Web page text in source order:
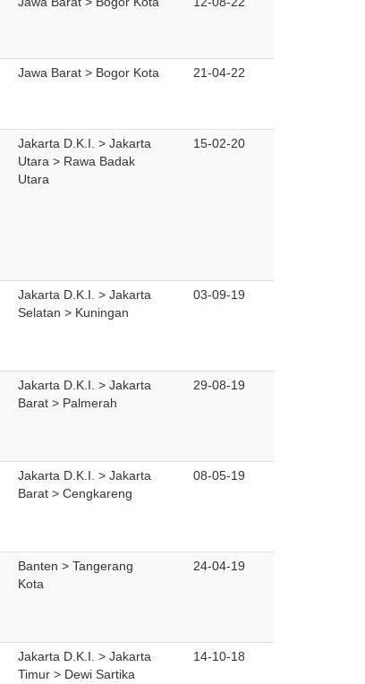
Jawa Barat > Bogor Kota 21-04-22
Jakarta D.K.I. > Jakarta
Utara > Rawa Badak
Utara
15-02-20
Jakarta D.K.I. > Jakarta
Selatan > Kuningan
03-09-19
Jakarta D.K.I. > Jakarta
Barat > Palmerah
29-08-19
Jakarta D.K.I. > Jakarta
Barat > Cengkareng
08-05-19
Banten > Tangerang
Kota
24-04-19
Jakarta D.K.I. > Jakarta
Timur > Dewi Sartika
14-10-18